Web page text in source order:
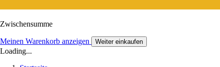
Zwischensumme
Meinen Warenkorb anzeigen Weiter einkaufen
Loading...